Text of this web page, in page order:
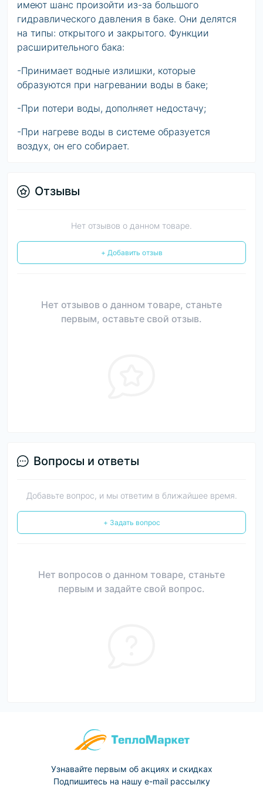
имеют шанс произойти из-за большого
гидравлического давления в баке. Они делятся
на типы: открытого и закрытого. Функции
расширительного бака:
-Принимает водные излишки, которые
образуются при нагревании воды в баке;
-При потери воды, дополняет недостачу;
-При нагреве воды в системе образуется
воздух, он его собирает.
Отзывы
Нет отзывов о данном товаре.
+ Добавить отзыв
Нет отзывов о данном товаре, станьте
первым, оставьте свой отзыв.
Вопросы и ответы
Добавьте вопрос, и мы ответим в ближайшее время.
+ Задать вопрос
Нет вопросов о данном товаре, станьте
первым и задайте свой вопрос.
Узнавайте первым об акциях и скидках
Подпишитесь на нашу e-mail рассылку